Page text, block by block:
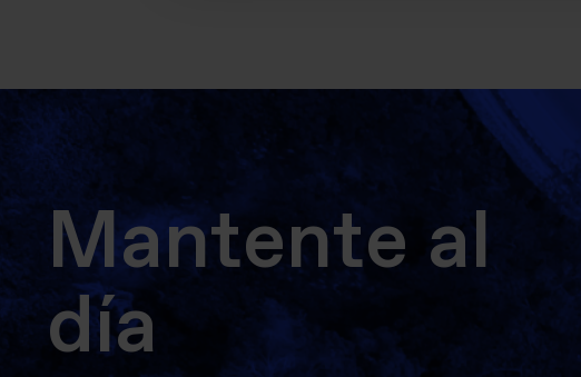
Mantente al
día